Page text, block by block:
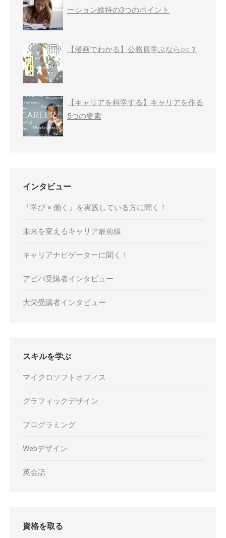
ーション維持の3つのポイント
【漫画でわかる】公務員学ぶなら○○？
【キャリアを科学する】キャリアを作る
5つの要素
インタビュー
「学び × 働く」を実践している方に聞く！
未来を変えるキャリア最前線
キャリアナビゲーターに聞く！
アビバ受講者インタビュー
大栄受講者インタビュー
スキルを学ぶ
マイクロソフトオフィス
グラフィックデザイン
プログラミング
Webデザイン
英会話
資格を取る